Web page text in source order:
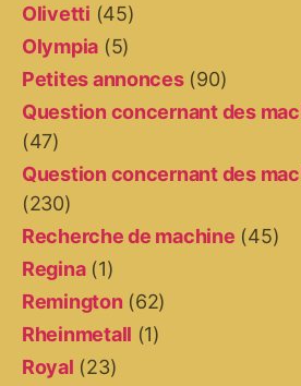
Olivetti (45)
Olympia (5)
Petites annonces(90)
Question concernant des
(47)
Question concernant des
(230)
Recherche de machine (45)
Regina(1)
Remington (62)
Rheinmetall (1)
Royal (23)